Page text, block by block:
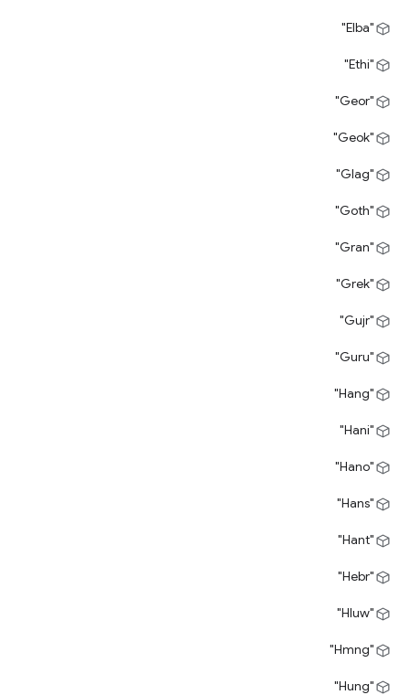
"Elba"
"Ethi"
"Geor"
"Geok"
"Glag"
"Goth"
"Gran"
"Grek"
"Gujr"
"Guru"
‫"Hang"
"Hani"
"Hano"
"Hans"
"Hant"
"Hebr"
"Hluw"
"Hmng"
"Hung"